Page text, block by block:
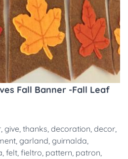
Fall Banner -Fall Leaf
, give, thanks, decoration, decor,
, garland, guirnalda,
, felt, fieltro, pattern, patron,